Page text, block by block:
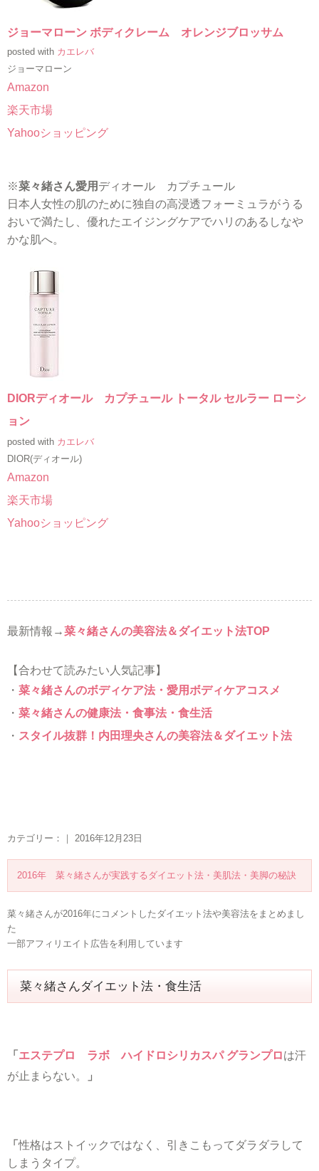
ジョーマローン ボディクレーム オレンジブロッサム
posted with カエレバ
ジョーマローン
Amazon
楽天市場
Yahooショッピング
※菜々緒さん愛用 ディオール カプチュール
日本人女性の肌のために独自の高浸透フォーミュラがうる
おいで満たし、優れたエイジングケアでハリのあるしなや
かな肌へ。
DIORディオール カプチュール トータル セルラー ローシ
ョン
posted with カエレバ
DIOR(ディオール)
Amazon
楽天市場
Yahooショッピング
最新情報→菜々緒さんの美容法＆ダイエット法TOP
【合わせて読みたい人気記事】
・ 菜々緒さんのボディケア法・愛用ボディケアコスメ
・ 菜々緒さんの健康法・食事法・食生活
・ スタイル抜群！内田理央さんの美容法＆ダイエット法
カテゴリー：｜ 2016年12月23日
2016年 菜々緒さんが実践するダイエット法・美肌法・美脚の秘訣
菜々緒さんが2016年にコメントしたダイエット法や美容法をまとめまし
た
一部アフィリエイト広告を利用しています
菜々緒さんダイエット法・食生活
「 エステプロ ラボ ハイドロシリカスパ グランプロは汗
が止まらない。
」
「性格はストイックではなく、引きこもってダラダラして
しまうタイプ。